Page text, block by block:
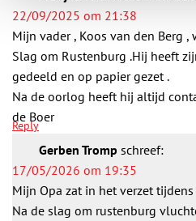
22/09/2025 om 21:38
Mijn vader , Koos van den Berg
Slag om Rustenburg .Hij heeft
gedeeld en op papier gezet .
Na de oorlog heeft hij altijd
de Boer
Reply
Gerben Tromp schreef:
17/05/2026 om 19:35
Mijn Opa zat in het verzet
Na de slag om rustenburg